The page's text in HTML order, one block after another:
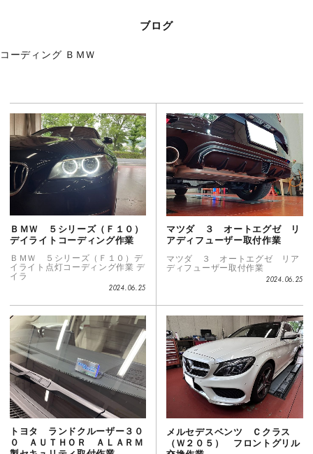
ブログ
コーディング ＢＭＷ
ＢＭＷ ５シリーズ（Ｆ１０）
デイライトコーディング作業
ＢＭＷ ５シリーズ（Ｆ１０）デ
イライト点灯コーディング作業 デ
イラ
2024.06.25
マツダ ３ オートエグゼ リ
アディフューザー取付作業
マツダ ３ オートエグゼ リア
ディフューザー取付作業
2024.06.25
トヨタ ランドクルーザー３０
０ ＡＵＴＨＯＲ ＡＬＡＲＭ
メルセデスベンツ Ｃクラス
（Ｗ２０５） フロントグリル